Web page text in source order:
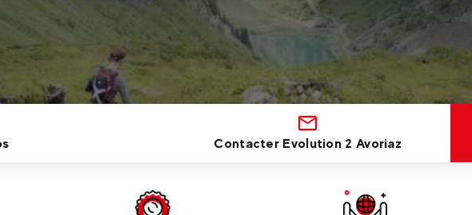
Contacter Evolution 2 Avoriaz